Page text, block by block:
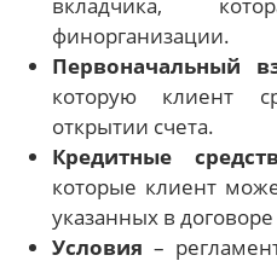
финорганизации.
Первоначальный
которую клиент
открытии счета.
Кредитные
которые клиент
указанных в
Условия –